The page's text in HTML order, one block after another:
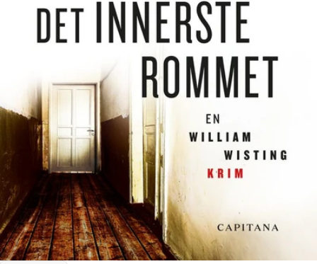
media 0 i modal